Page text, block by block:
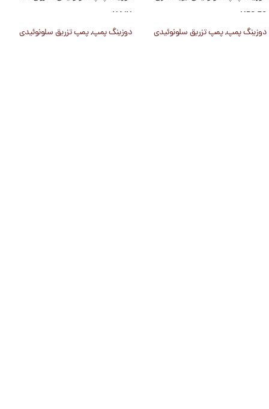
MDS-7S
دوزینگ پمپ,پمپ تزریق سلونوئیدی
MA/M
دوزینگ پمپ,پمپ تزریق سلونوئیدی